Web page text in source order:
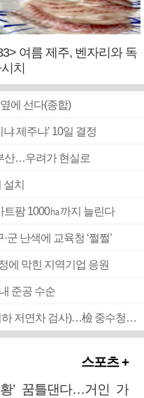
여름 제주, 벤자리와 독
치
에 선다(종합)
제주냐’ 10일 결정
산…우려가 현실로
치
트팜 1000㏊까지 늘린다
난색에 교육청 ‘쩔쩔’
에 막힌 지역기업 응원
준공 수순
■ 검사 신분 버리고 직급하향(10년 이하 저연차 검사)…檢 중수청행 기피
스포츠 +
황’ 꿈틀댄다…거인 가